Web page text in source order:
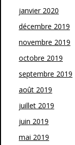
janvier 2020
décembre 2019
novembre 2019
octobre 2019
septembre 2019
août 2019
juillet 2019
juin 2019
mai 2019